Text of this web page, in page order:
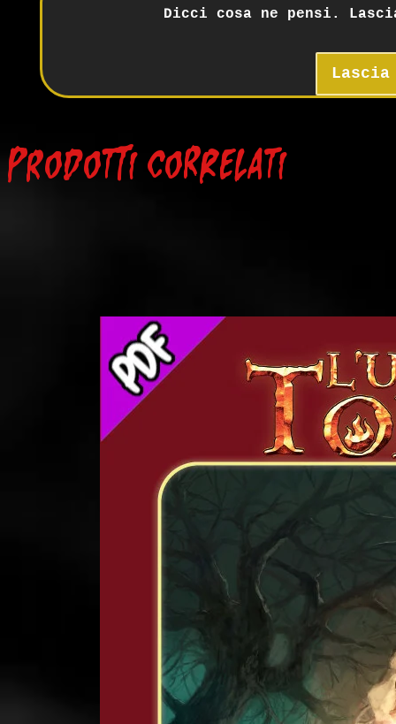
Dicci cosa ne pensi.
Lascia
Prodotti correlati